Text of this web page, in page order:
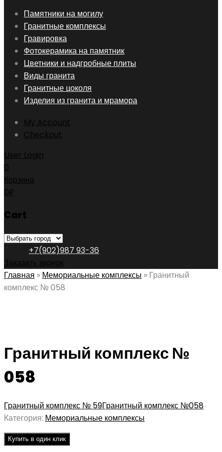
Skip
content
Памятники на могилу
Гранитные комплексы
Гравировка
Фотокерамика на памятник
Цветники и надгробные плиты
Виды гранита
Гранитные цоколя
Изделия из гранита и мрамора
My Account
Checkout
User Login
0
Корзина
0₽
Cart
+7(902)987 93-36
Заказать звонок
Главная » Мемориальные комплексы » Гранитный
комплекс № 058
Гранитный комплекс №
058
Гранитный комплекс № 59Гранитный комплекс №058
Категория: Мемориальные комплексы
Купить в один клик